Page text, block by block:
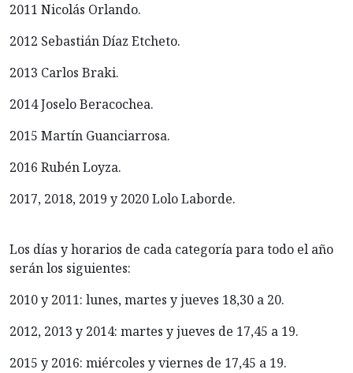
2011 Nicolás Orlando.
2012 Sebastián Díaz Etcheto.
2013 Carlos Braki.
2014 Joselo Beracochea.
2015 Martín Guanciarrosa.
2016 Rubén Loyza.
2017, 2018, 2019 y 2020 Lolo Laborde.
Los días y horarios de cada categoría para todo el año
serán los siguientes:
2010 y 2011: lunes, martes y jueves 18,30 a 20.
2012, 2013 y 2014: martes y jueves de 17,45 a 19.
2015 y 2016: miércoles y viernes de 17,45 a 19.